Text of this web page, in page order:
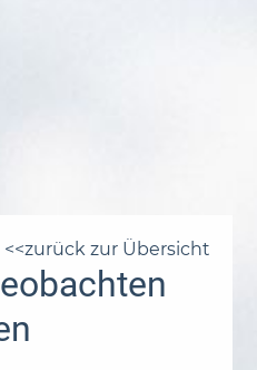
zurück zur Übersicht